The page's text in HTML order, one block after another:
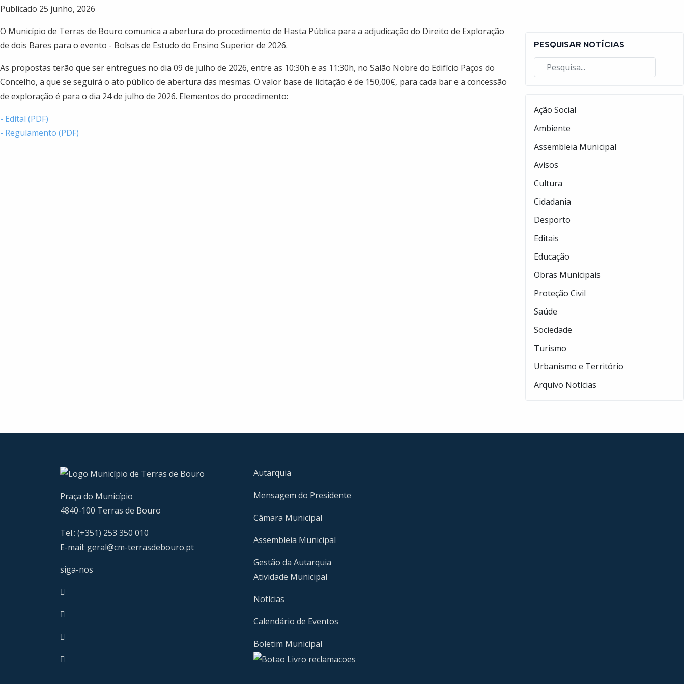
Publicado 25 junho, 2026
O Município de Terras de Bouro comunica a abertura do procedimento de Hasta Pública para a adjudicação do Direito de Exploração
de dois Bares para o evento - Bolsas de Estudo do Ensino Superior de 2026.
As propostas terão que ser entregues no dia 09 de julho de 2026, entre as 10:30h e as 11:30h, no Salão Nobre do Edifício Paços do
Concelho, a que se seguirá o ato público de abertura das mesmas. O valor base de licitação é de 150,00€, para cada bar e a concessão
de exploração é para o dia 24 de julho de 2026. Elementos do procedimento:
- Edital (PDF)
- Regulamento (PDF)
PESQUISAR NOTÍCIAS
Ação Social
Ambiente
Assembleia Municipal
Avisos
Cultura
Cidadania
Desporto
Editais
Educação
Obras Municipais
Proteção Civil
Saúde
Sociedade
Turismo
Urbanismo e Território
Arquivo Notícias
Praça do Município
4840-100 Terras de Bouro
Tel.: (+351) 253 350 010
E-mail: geral@cm-terrasdebouro.pt
siga-nos
Autarquia
Mensagem do Presidente
Câmara Municipal
Assembleia Municipal
Gestão da Autarquia
Atividade Municipal
Notícias
Calendário de Eventos
Boletim Municipal